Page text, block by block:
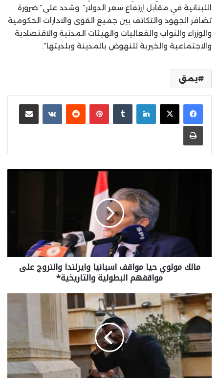
اللبنانية في مقابل إرتفاع سعر الدولار”. وشدد على” ضرورة
تضافر الجهود والتكاتف بين جميع القوى والادارات الحكومية
والوزراء والنواب والفعاليات والهيئات المدنية والاقتصادية
والاجتماعية والخيرية للنهوض بالمدينة وبلديتها”.
يمق
لينكدإن بينتيريست مشاركة عبر البريد
طباعة
مالك مولوي حيا مواقف اسبانيا وايرلندا والنروج على
مواقفهم البطولية والتاريخية*